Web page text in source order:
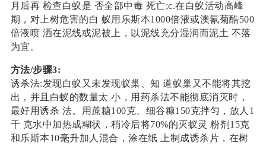
月后再 检查白蚁是 否全部中毒 死亡;c.在白蚁活动高峰
期，对上树危害的白 蚁用乐斯本1000倍液或澳氰菊酷500
倍液喷 洒在泥线或泥被上，以泥线充分湿润而泥土 不落
为宜。
方法/步骤3:
诱杀法:发现白蚁又未发现蚁巢、知 道蚁巢又不能将其挖
出，并且白蚁的数量太 小，用药杀法不能彻底消灭时，
最好用诱杀 法。用蔗糖100克、细谷糠150克拌匀，放人1
千 克水中加热成糊状，稍冷后将70%的灭蚁灵 粉剂15克
和乐斯本10毫升加人混合，涂在纸 上制成诱杀片，在树